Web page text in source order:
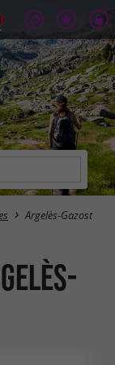
Argelès-Gazost